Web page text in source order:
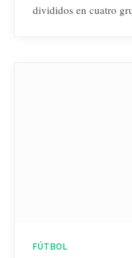
divididos en cuatro
FÚTBOL